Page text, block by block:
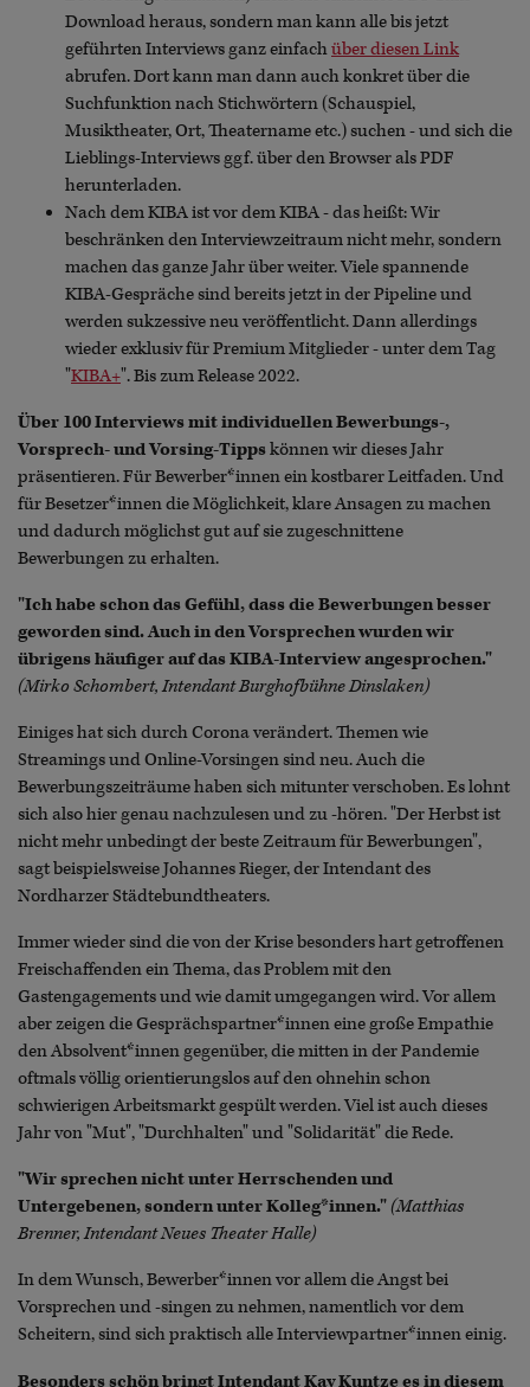
Download heraus, sondern man kann alle bis jetzt
geführten Interviews ganz einfachüber diesen Link
abrufen. Dort kann man dann auch konkret über die
Suchfunktion nach Stichwörtern (Schauspiel,
Musiktheater, Ort, Theatername etc.) suchen - und sich die
Lieblings-Interviews ggf. über den Browser als PDF
herunterladen.
Nach dem KIBA ist vor dem KIBA - das heißt: Wir
beschränken den Interviewzeitraum nicht mehr, sondern
machen das ganze Jahr über weiter. Viele spannende
KIBA-Gespräche sind bereits jetzt in der Pipeline und
werden sukzessive neu veröffentlicht. Dann allerdings
wieder exklusiv für Premium Mitglieder - unter dem Tag
"KIBA+". Bis zum Release 2022.
Über 100 Interviewsmit individuellen Bewerbungs-,
Vorsprech- und Vorsing-Tippskönnen wir dieses Jahr
präsentieren. Für Bewerber*innen ein kostbarer Leitfaden. Und
für Besetzer*innen die Möglichkeit, klare Ansagen zu machen
und dadurch möglichst gut auf sie zugeschnittene
Bewerbungen zu erhalten.
"Ich habe schon das Gefühl, dass die Bewerbungen besser
geworden sind. Auch in den Vorsprechen wurden wir
übrigens häufiger auf das KIBA-Interview angesprochen."
(Mirko Schombert, Intendant Burghofbühne Dinslaken)
Einiges hat sich durch Corona verändert. Themen wie
Streamings und Online-Vorsingen sind neu. Auch die
Bewerbungszeiträume haben sich mitunter verschoben. Es lohnt
sich also hier genau nachzulesen und zu -hören. "Der Herbst ist
nicht mehr unbedingt der beste Zeitraum für Bewerbungen",
sagt beispielsweise Johannes Rieger, der Intendant des
Nordharzer Städtebundtheaters.
Immer wieder sind die von der Krise besonders hart getroffenen
Freischaffenden ein Thema, das Problem mit den
Gastengagements und wie damit umgegangen wird. Vor allem
aber zeigen die Gesprächspartner*innen eine große Empathie
den Absolvent*innen gegenüber, die mitten in der Pandemie
oftmals völlig orientierungslos auf den ohnehin schon
schwierigen Arbeitsmarkt gespült werden. Viel ist auch dieses
Jahr von "Mut", "Durchhalten" und "Solidarität" die Rede.
"Wir sprechen nicht unter Herrschenden und
Untergebenen, sondern unter Kolleg*innen." (Matthias
Brenner, Intendant Neues Theater Halle)
In dem Wunsch, Bewerber*innen vor allem die Angst bei
Vorsprechen und -singen zu nehmen, namentlich vor dem
Scheitern, sind sich praktisch alle Interviewpartner*innen einig.
Besonders schön bringt Intendant Kay Kuntze es in diesem